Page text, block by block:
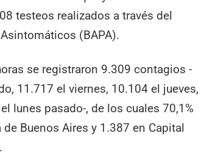
testeos realizados a través del
(BAPA).
se registraron 9.309 contagios -
11.717 el viernes, 10.104 el jueves,
lunes pasado-, de los cuales 70,1%
Buenos Aires y 1.387 en Capital